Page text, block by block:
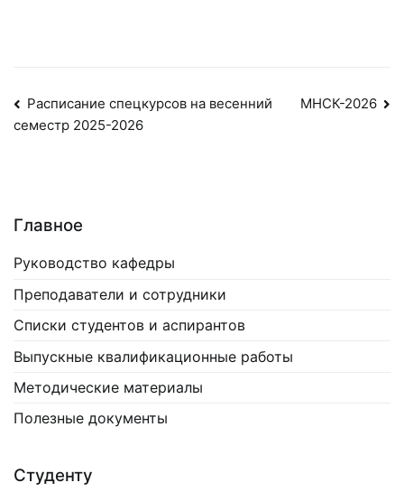
Навигация
по
Расписание спецкурсов на весенний
семестр 2025-2026
МНСК-2026
Главное
Руководство кафедры
Преподаватели и сотрудники
Списки студентов и аспирантов
Выпускные квалификационные работы
Методические материалы
Полезные документы
Студенту